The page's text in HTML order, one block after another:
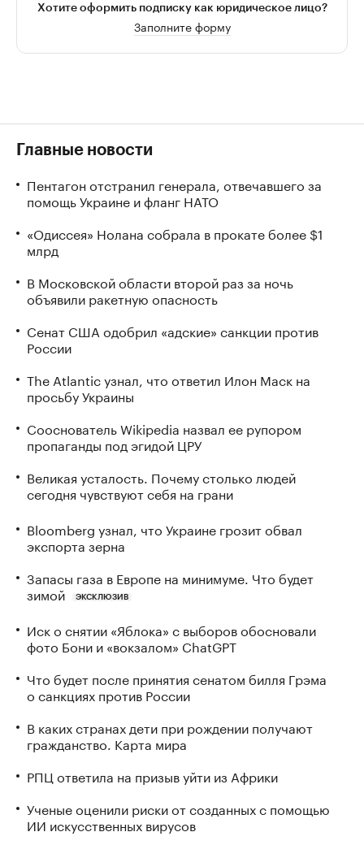
Хотите оформить подписку как юридическое лицо?
Заполните форму
Главные новости
Пентагон отстранил генерала, отвечавшего за
помощь Украине и фланг НАТО
«Одиссея» Нолана собрала в прокате более $1
млрд
В Московской области второй раз за ночь
объявили ракетную опасность
Сенат США одобрил «адские» санкции против
России
The Atlantic узнал, что ответил Илон Маск на
просьбу Украины
Сооснователь Wikipedia назвал ее рупором
пропаганды под эгидой ЦРУ
Великая усталость. Почему столько людей
сегодня чувствуют себя на грани
Bloomberg узнал, что Украине грозит обвал
экспорта зерна
Запасы газа в Европе на минимуме. Что будет
зимой
ЭКСКЛЮЗИВ
Иск о снятии «Яблока» с выборов обосновали
фото Бони и «вокзалом» ChatGPT
Что будет после принятия сенатом билля Грэма
о санкциях против России
В каких странах дети при рождении получают
гражданство. Карта мира
РПЦ ответила на призыв уйти из Африки
Ученые оценили риски от созданных с помощью
ИИ искусственных вирусов